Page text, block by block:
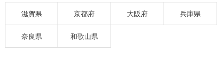
滋賀県 京都府 大阪府 兵庫県
奈良県 和歌山県